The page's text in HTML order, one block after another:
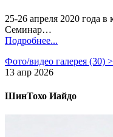
25-26 апреля 2020 года
Семинар…
Подробнее...
Фото/видео галерея (30)
13 апр 2026
ШинТохо Иайдо